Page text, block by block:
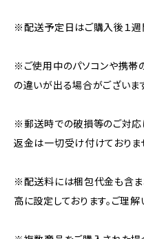
※配送予定日はご購入後１週
※ご使用中のパソコンや携帯
の違いが出る場合がございま
※郵送時での破損等のご対応
返金は一切受け付けておりま
※配送料には梱包代金も含ま
高に設定しております。ご理解